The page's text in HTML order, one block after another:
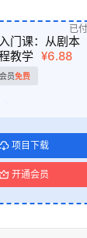
门课：从剧本
教学 ¥6.88
员免费
项目下载
开通会员
已